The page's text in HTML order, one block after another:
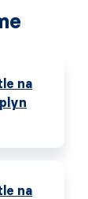
na
na